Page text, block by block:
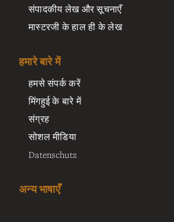
संपादकीय लेख और सूचनाएँ
मास्टरजी के हाल ही के लेख
हमारे बारे में
हमसे संपर्क करें
मिंगहुई के बारे में
संग्रह
सोशल मीडिया
Datenschutz
अन्य भाषाएँ